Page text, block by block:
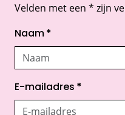
Velden met een * zijn
Naam *
E-mailadres *